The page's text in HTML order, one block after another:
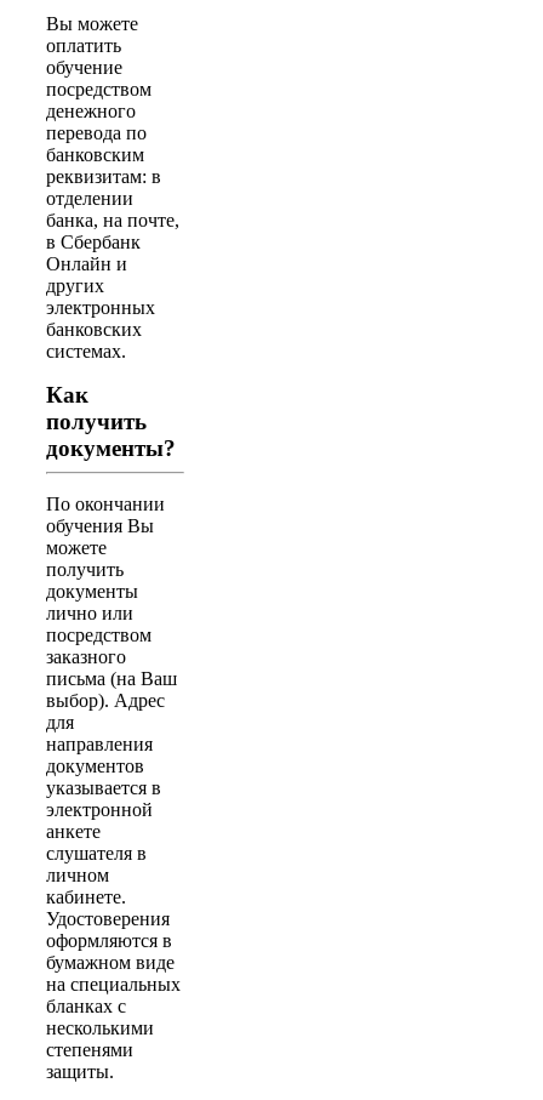
Вы можете
оплатить
обучение
посредством
денежного
перевода по
банковским
реквизитам: в
отделении
банка, на почте,
в Сбербанк
Онлайн и
других
электронных
банковских
системах.
Как
получить
документы?
По окончании
обучения Вы
можете
получить
документы
лично или
посредством
заказного
письма (на Ваш
выбор). Адрес
для
направления
документов
указывается в
электронной
анкете
слушателя в
личном
кабинете.
Удостоверения
оформляются в
бумажном виде
на специальных
бланках с
несколькими
степенями
защиты.